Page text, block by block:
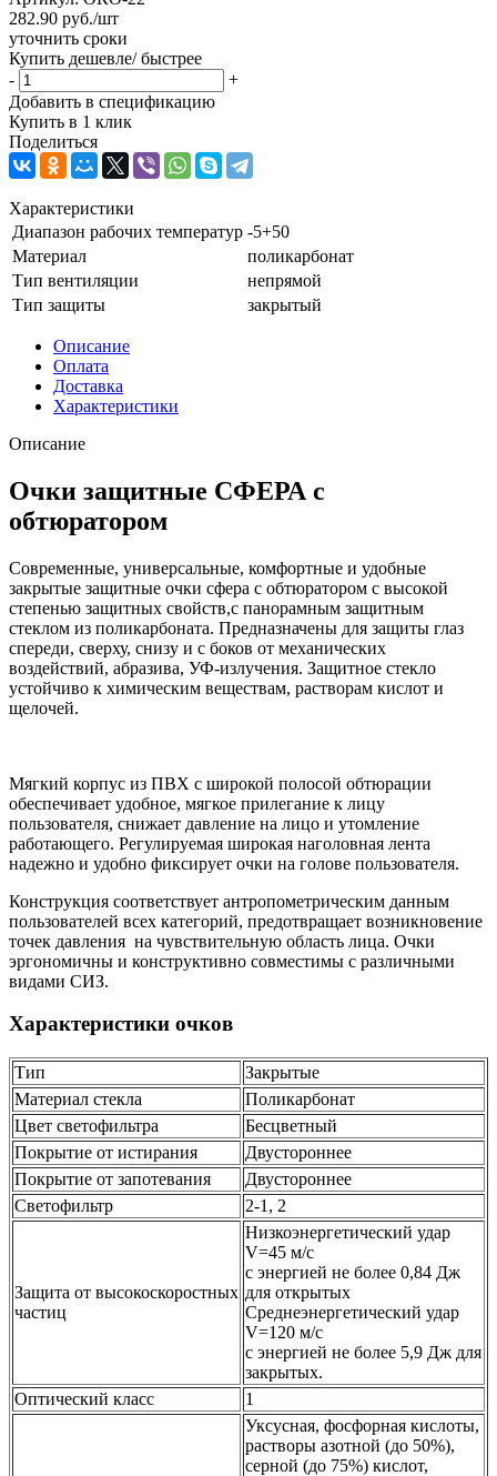
282.90 руб./шт
уточнить сроки
Купить дешевле/ быстрее
-
+
Добавить в спецификацию
Купить в 1 клик
Поделиться
Характеристики
Диапазон рабочих температур -5+50
Материал
поликарбонат
Тип вентиляции
непрямой
Тип защиты
закрытый
Описание
Оплата
Доставка
Характеристики
Описание
Очки защитные СФЕРА с
обтюратором
Современные, универсальные, комфортные и удобные
закрытые защитные очки сфера с обтюратором с высокой
степенью защитных свойств,с панорамным защитным
стеклом из поликарбоната. Предназначены для защиты глаз
спереди, сверху, снизу и с боков от механических
воздействий, абразива, УФ-излучения. Защитное стекло
устойчиво к химическим веществам, растворам кислот и
щелочей.
Мягкий корпус из ПВХ с широкой полосой обтюрации
обеспечивает удобное, мягкое прилегание к лицу
пользователя, снижает давление на лицо и утомление
работающего. Регулируемая широкая наголовная лента
надежно и удобно фиксирует очки на голове пользователя.
Конструкция соответствует антропометрическим данным
пользователей всех категорий, предотвращает возникновение
точек давления на чувствительную область лица. Очки
эргономичны и конструктивно совместимы с различными
видами СИЗ.
Характеристики очков
Тип
Закрытые
Материал стекла
Поликарбонат
Цвет светофильтра
Бесцветный
Покрытие от истирания
Двустороннее
Покрытие от запотевания
Двустороннее
Светофильтр
2-1, 2
Защита от высокоскоростных
частиц
Низкоэнергетический удар
V=45 м/с
с энергией не более 0,84 Дж
для открытых
Среднеэнергетический удар
V=120 м/с
с энергией не более 5,9 Дж для
закрытых.
Оптический класс
1
Уксусная, фосфорная кислоты,
растворы азотной (до 50%),
серной (до 75%) кислот,